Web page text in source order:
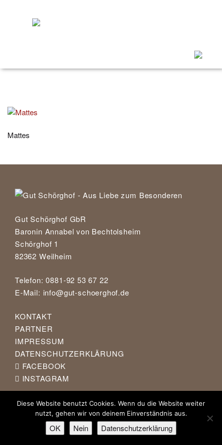
Menü
Mattes
Gut Schörghof GbR
Baronin Annabel von Bechtolsheim
Schörghof 1
82362 Weilheim
Telefon: 0881-92 53 67 22
E-Mail: info@gut-schoerghof.de
KONTAKT
PARTNER
IMPRESSUM
DATENSCHUTZERKLÄRUNG
FACEBOOK
INSTAGRAM
Diese Website benutzt Cookies. Wenn du die Website weiter
nutzt, gehen wir von deinem Einverständnis aus.
OK Nein Datenschutzerklärung